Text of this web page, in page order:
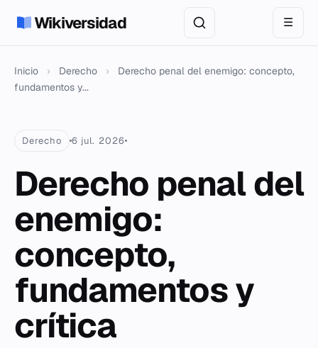
Wikiversidad ☰
Inicio › Derecho ›
Derecho penal del enemigo: concepto,
fundamentos y...
Derecho 6 jul. 2026
Derecho penal del
enemigo:
concepto,
fundamentos y
crítica